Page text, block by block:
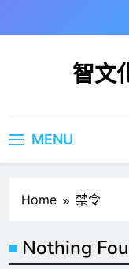
智文
MENU
Home 禁令
Nothing